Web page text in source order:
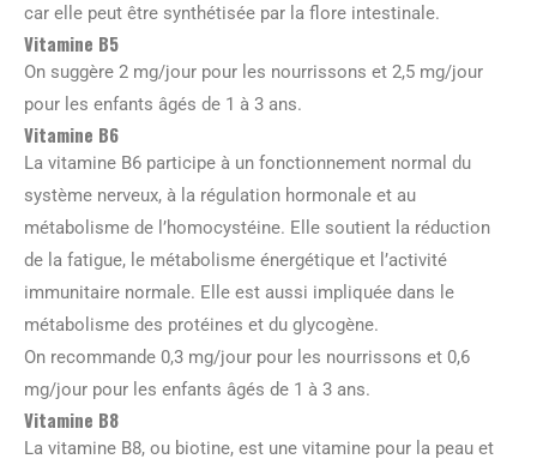
car elle peut être synthétisée par la flore intestinale.
Vitamine B5
On suggère 2 mg/jour pour les nourrissons et 2,5 mg/jour
pour les enfants âgés de 1 à 3 ans.
Vitamine B6
La vitamine B6 participe à un fonctionnement normal du
système nerveux, à la régulation hormonale et au
métabolisme de l’homocystéine. Elle soutient la réduction
de la fatigue, le métabolisme énergétique et l’activité
immunitaire normale. Elle est aussi impliquée dans le
métabolisme des protéines et du glycogène.
On recommande 0,3 mg/jour pour les nourrissons et 0,6
mg/jour pour les enfants âgés de 1 à 3 ans.
Vitamine B8
La vitamine B8, ou biotine, est une vitamine pour la peau et